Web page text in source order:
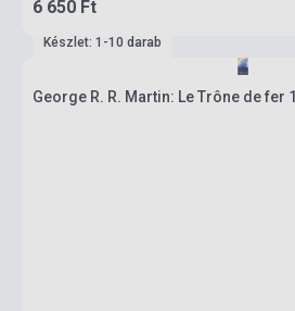
6 650 Ft
Készlet: 1-10 darab
George R. R. Martin: Le Trône de fer 1